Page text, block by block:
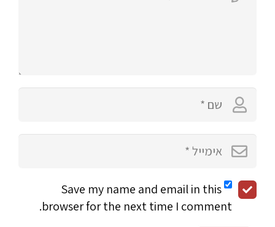
Save my name and email in this
browser for the next time I comment.